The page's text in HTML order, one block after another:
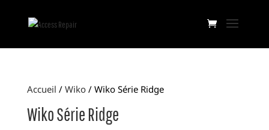
Accueil / Wiko/ Wiko Série Ridge
Wiko Série Ridge